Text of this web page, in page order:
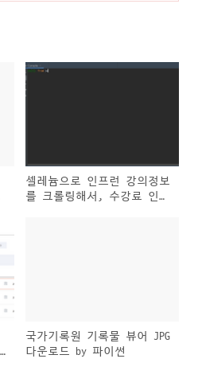
셀레늄으로 인프런 강의정보
를 크롤링해서, 수강료 인사
국가기록원 기록물 뷰어 JPG
다운로드 by 파이썬